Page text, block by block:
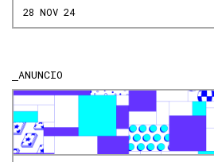
28 NOV 24
ANUNCIO